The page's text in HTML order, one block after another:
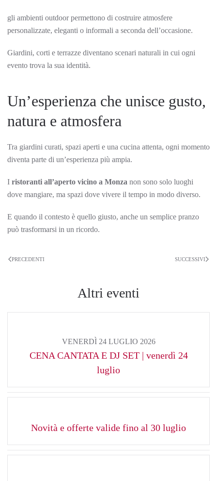
gli ambienti outdoor permettono di costruire atmosfere
personalizzate, eleganti o informali a seconda dell’occasione.
Giardini, corti e terrazze diventano scenari naturali in cui ogni
evento trova la sua identità.
Un’esperienza che unisce gusto,
natura e atmosfera
Tra giardini curati, spazi aperti e una cucina attenta, ogni momento
diventa parte di un’esperienza più ampia.
I ristoranti all’aperto vicino a Monza non sono solo luoghi
dove mangiare, ma spazi dove vivere il tempo in modo diverso.
E quando il contesto è quello giusto, anche un semplice pranzo
può trasformarsi in un ricordo.
PRECEDENTI SUCCESSIVI
Altri eventi
VENERDÌ 24 LUGLIO 2026
CENA CANTATA E DJ SET | venerdì 24
luglio
Novità e offerte valide fino al 30 luglio